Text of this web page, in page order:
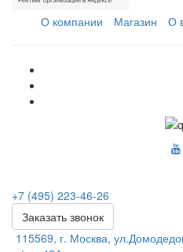
О компании Магазин О
+7 (495) 223-46-26
Заказать звонок
115569, г. Москва,